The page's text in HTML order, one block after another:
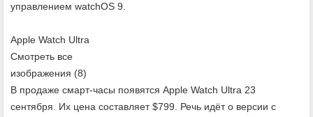
управлением watchOS 9.
Apple Watch Ultra
Смотреть все
изображения (8)
В продаже смарт-часы появятся Apple Watch Ultra 23
сентября. Их цена составляет $799. Речь идёт о версии с